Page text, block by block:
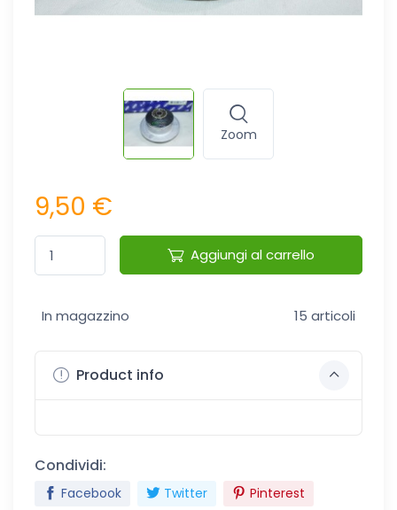
Zoom
9,50 €
Aggiungi al carrello
In magazzino 15 articoli
Product info
Condividi:
Facebook Twitter Pinterest